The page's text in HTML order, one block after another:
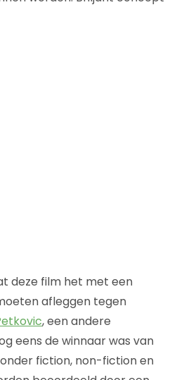
deze film het met een
afleggen tegen
, een andere
eens de winnaar was van
fiction, non-fiction en